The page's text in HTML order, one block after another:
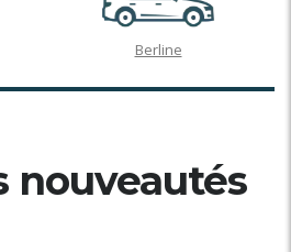
SUV
nouveautés